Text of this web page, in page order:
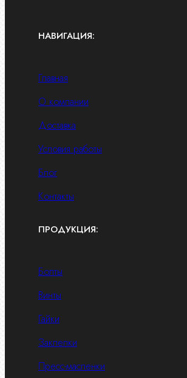
НАВИГАЦИЯ:
Главная
О компании
Доставка
Условия работы
Блог
Контакты
ПРОДУКЦИЯ:
Болты
Винты
Гайки
Заклепки
Пресс-масленки